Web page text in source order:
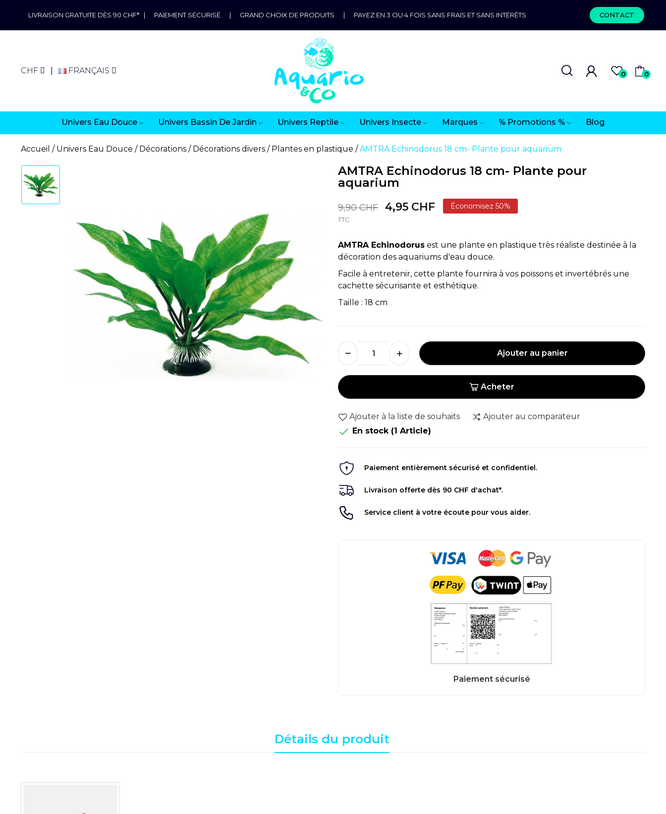
LIVRAISON GRATUITE DÈS 90 CHF* | PAIEMENT SÉCURISÉ | GRAND CHOIX DE PRODUITS | PAYEZ EN 3 OU 4 FOIS SANS FRAIS ET SANS INTÉRÊTS CONTACT
CHF FRANÇAIS 0 0
Univers Eau Douce Univers Bassin De Jardin Univers Reptile Univers Insecte Marques % Promotions % Blog
Accueil Univers Eau Douce Décorations Décorations divers Plantes en plastique AMTRA Echinodorus 18 cm- Plante pour aquarium
AMTRA Echinodorus 18 cm- Plante pour
aquarium
9,90 CHF 4,95 CHF Économisez 50%
TTC
AMTRA Echinodorus est une plante en plastique très réaliste destinée à la
décoration des aquariums d'eau douce.
Facile à entretenir, cette plante fournira à vos poissons et invertébrés une
cachette sécurisante et esthétique.
Taille : 18 cm
Ajouter au panier
Acheter
Ajouter à la liste de souhaits Ajouter au comparateur
 En stock (1 Article)
Paiement entièrement sécurisé et confidentiel.
Livraison offerte dès 90 CHF d'achat*.
Service client à votre écoute pour vous aider.
Détails du produit